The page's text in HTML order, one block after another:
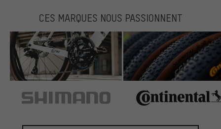
CES MARQUES NOUS PASSIONNENT